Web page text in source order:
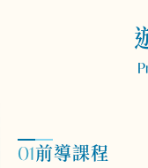
01前導課程